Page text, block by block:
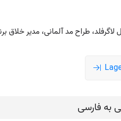
لاگرفلد، طراح مد آلمانی، مدیر
به فارسی